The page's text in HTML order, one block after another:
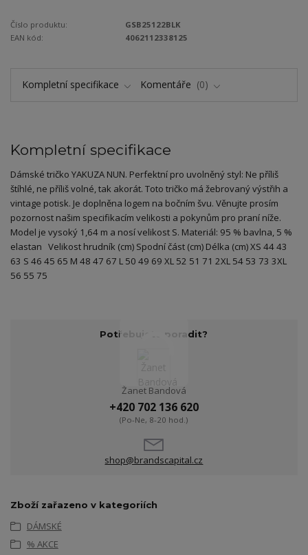
Číslo produktu:
GSB25122BLK
EAN kód:
4062112338125
Kompletní specifikace Komentáře 0
Kompletní specifikace
Dámské tričko YAKUZA NUN. Perfektní pro uvolněný styl: Ne příliš
štíhlé, ne příliš volné, tak akorát. Toto tričko má žebrovaný výstřih a
vintage potisk. Je doplněna logem na bočním švu. Věnujte prosím
pozornost našim specifikacím velikosti a pokynům pro praní níže.
Model je vysoký 1,64 m a nosí velikost S. Materiál: 95 % bavlna, 5 %
elastan Velikost hrudník (cm) Spodní část (cm) Délka (cm) XS 44 43
63 S 46 45 65 M 48 47 67 L 50 49 69 XL 52 51 71 2XL 54 53 73 3XL
56 55 75
Potřebujete poradit?
Žanet Bandová
+420 702 136 620
(Po-Ne, 8-20 hod.)
shop@brandscapital.cz
Zboží zařazeno v kategoriích
DÁMSKÉ
% AKCE